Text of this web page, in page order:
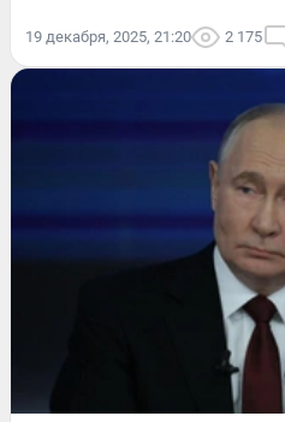
19 декабря, 2025, 21:20 2 175